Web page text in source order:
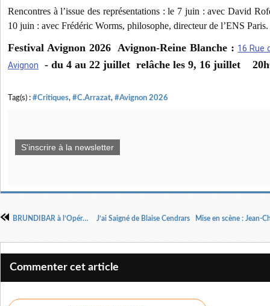
Rencontres à l’issue des représentations : le 7 juin : avec David
10 juin : avec Frédéric Worms, philosophe, directeur de l’ENS Paris.
Festival Avignon 2026 Avignon-Reine Blanche : 16 Rue
Avignon
- du 4 au 22 juillet relâche les 9, 16 juillet
Tag(s) : #Critiques, #C.Arrazat, #Avignon 2026
S'inscrire à la newsletter
BRUNDIBAR à l’Opéra-Comique
Commenter cet article